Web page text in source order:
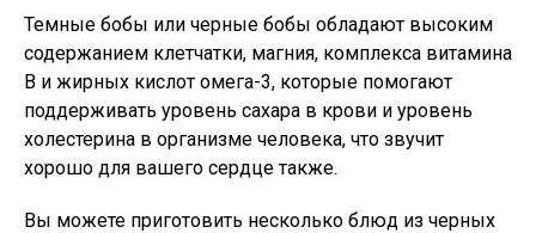
Темные бобы или черные бобы обладают высоким
содержанием клетчатки, магния, комплекса витамина
В и жирных кислот омега-3, которые помогают
поддерживать уровень сахара в крови и уровень
холестерина в организме человека, что звучит
хорошо для вашего сердце также.
Вы можете приготовить несколько блюд из черных